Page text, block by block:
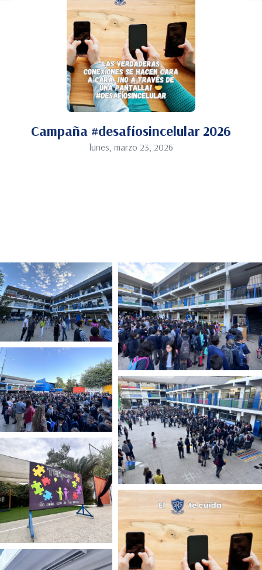
Campaña #desafíosincelular 2026
lunes, marzo 23, 2026